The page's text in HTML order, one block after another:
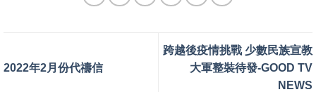
2022年2月份代禱信
跨越後疫情挑戰 少數民族宣教
大軍整裝待發-GOOD TV
NEWS